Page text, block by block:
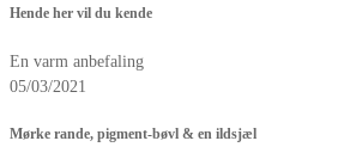
Hende her vil du kende
En varm anbefaling
05/03/2021
Mørke rande, pigment-bøvl & en ildsjæl